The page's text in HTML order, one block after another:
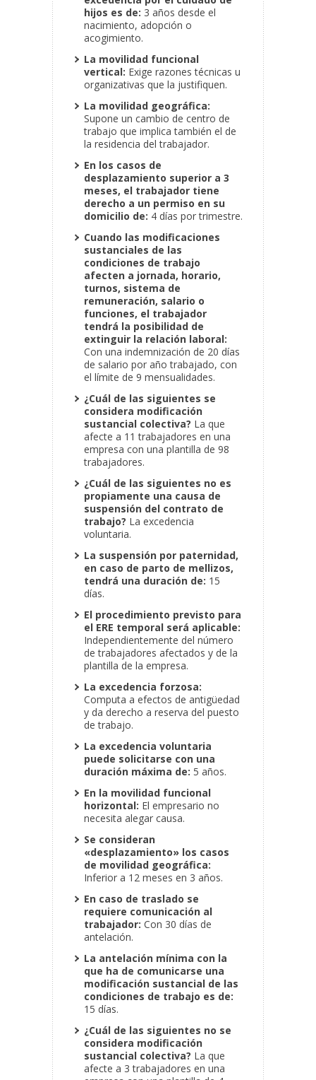
hijos es de: 3 años desde el
nacimiento, adopción o
acogimiento.
La movilidad funcional
vertical: Exige razones técnicas u
organizativas que la justifiquen.
La movilidad geográfica:
Supone un cambio de centro de
trabajo que implica también el de
la residencia del trabajador.
En los casos de
desplazamiento superior a 3
meses, el trabajador tiene
derecho a un permiso en su
domicilio de: 4 días por trimestre.
Cuando las modificaciones
sustanciales de las
condiciones de trabajo
afecten a jornada, horario,
turnos, sistema de
remuneración, salario o
funciones, el trabajador
tendrá la posibilidad de
extinguir la relación laboral:
Con una indemnización de 20 días
de salario por año trabajado, con
el límite de 9 mensualidades.
¿Cuál de las siguientes se
considera modificación
sustancial colectiva? La que
afecte a 11 trabajadores en una
empresa con una plantilla de 98
trabajadores.
¿Cuál de las siguientes no es
propiamente una causa de
suspensión del contrato de
trabajo? La excedencia
voluntaria.
La suspensión por paternidad,
en caso de parto de mellizos,
tendrá una duración de: 15
días.
El procedimiento previsto para
el ERE temporal será aplicable:
Independientemente del número
de trabajadores afectados y de la
plantilla de la empresa.
La excedencia forzosa:
Computa a efectos de antigüedad
y da derecho a reserva del puesto
de trabajo.
La excedencia voluntaria
puede solicitarse con una
duración máxima de: 5 años.
En la movilidad funcional
horizontal: El empresario no
necesita alegar causa.
Se consideran
«desplazamiento» los casos
de movilidad geográfica:
Inferior a 12 meses en 3 años.
En caso de traslado se
requiere comunicación al
trabajador: Con 30 días de
antelación.
La antelación mínima con la
que ha de comunicarse una
modificación sustancial de las
condiciones de trabajo es de:
15 días.
¿Cuál de las siguientes no se
considera modificación
sustancial colectiva? La que
afecte a 3 trabajadores en una